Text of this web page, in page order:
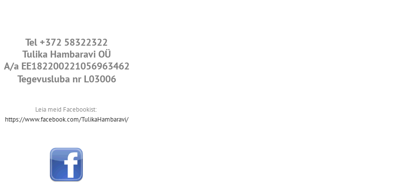
Tel +372 58322322
Tulika Hambaravi OÜ
A/a EE182200221056963462
Tegevusluba nr L03006
Leia meid Facebookist:
https://www.facebook.com/TulikaHambaravi/